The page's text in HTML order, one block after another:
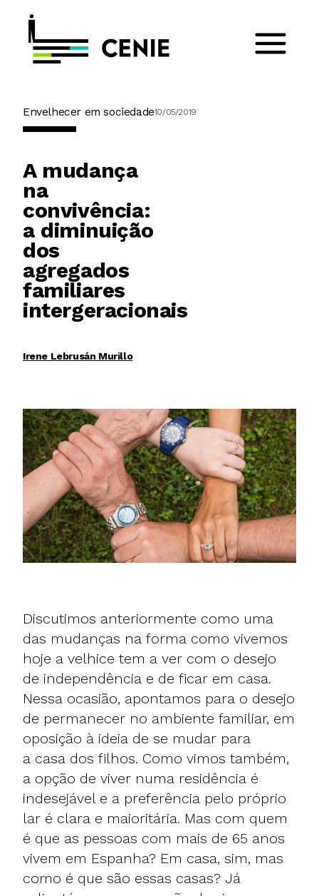
Envelhecer em sociedade10/05/2019
A mudança
na
convivência:
a diminuição
dos
agregados
familiares
intergeracionais
Irene Lebrusán Murillo
Discutimos anteriormente como uma
das mudanças na forma como vivemos
hoje a velhice tem a ver com o desejo
de independência e de ficar em casa.
Nessa ocasião, apontamos para o desejo
de permanecer no ambiente familiar, em
oposição à ideia de se mudar para
a casa dos filhos. Como vimos também,
a opção de viver numa residência é
indesejável e a preferência pelo próprio
lar é clara e maioritária. Mas com quem
é que as pessoas com mais de 65 anos
vivem em Espanha? Em casa, sim, mas
como é que são essas casas? Já